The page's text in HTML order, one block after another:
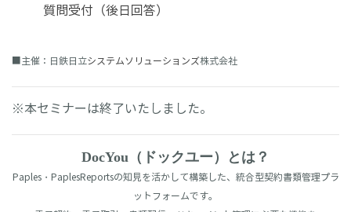
質問受付（後日回答）
■主催： 日鉄日立システムソリューションズ株式会社
※本セミナーは終了いたしました。
DocYou（ドックユー）とは？
Paples・PaplesReportsの知見を活かして構築した、統合型契約書類管理プラ
ットフォームです。